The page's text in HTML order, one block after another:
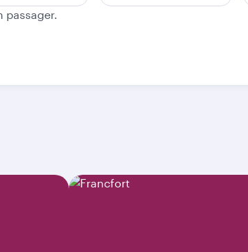
passager.